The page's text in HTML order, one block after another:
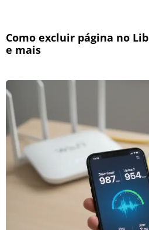
Como excluir página no
e mais